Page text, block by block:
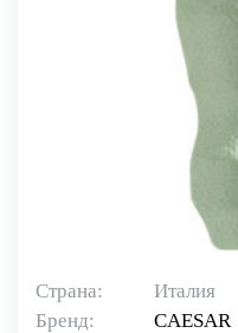
Страна:
Италия
Бренд:
CAESAR